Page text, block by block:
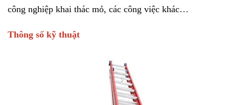
công nghiệp khai thác mỏ, các công việc khác…
Thông số kỹ thuật